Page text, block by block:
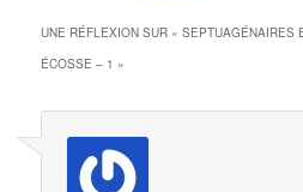
UNE RÉFLEXION SUR «SEPTUAGÉNAIRES
ÉCOSSE – 1 »